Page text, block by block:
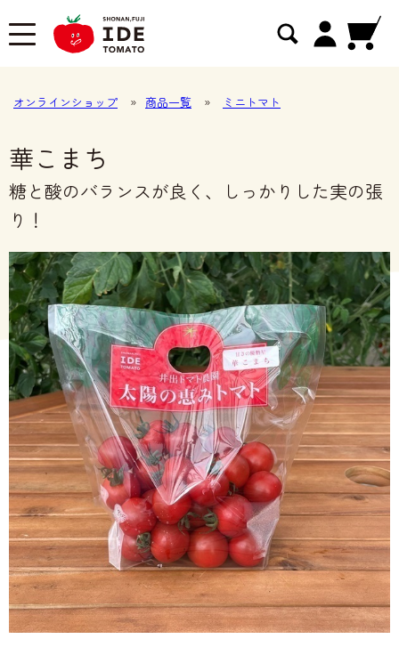
オンラインショップ » 商品一覧 » ミニトマト
華こまち
糖と酸のバランスが良く、しっかりした実の張
り！